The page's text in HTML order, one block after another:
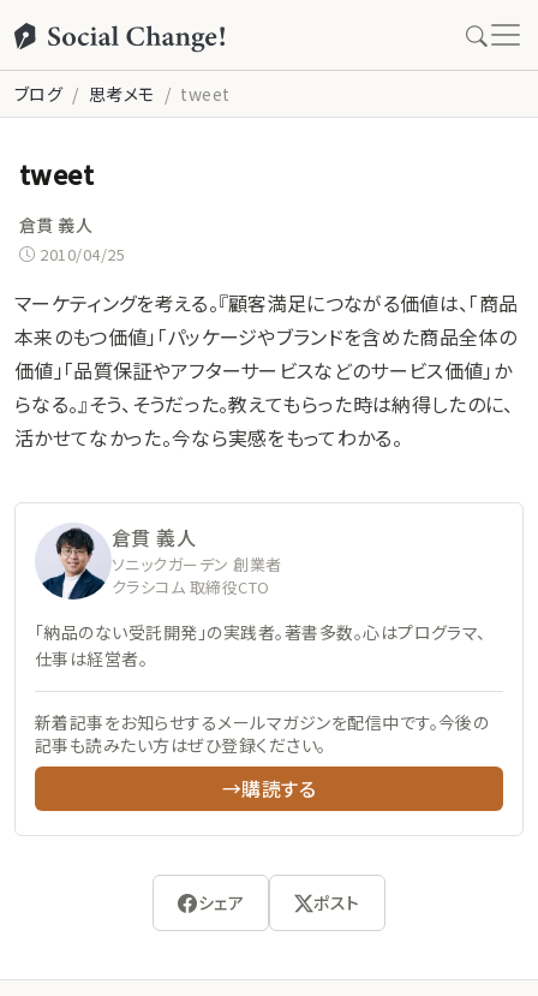
ブログ 思考メモ tweet
tweet
倉貫 義人
2010/04/25
マーケティングを考える。『顧客満足につながる価値は、「商品
本来のもつ価値」「パッケージやブランドを含めた商品全体の
価値」「品質保証やアフターサービスなどのサービス価値」か
らなる。』そう、そうだった。教えてもらった時は納得したのに、
活かせてなかった。今なら実感をもってわかる。
倉貫 義人
ソニックガーデン 創業者
クラシコム 取締役CTO
「納品のない受託開発」の実践者。著書多数。心はプログラマ、
仕事は経営者。
新着記事をお知らせするメールマガジンを配信中です。今後の
記事も読みたい方はぜひ登録ください。
→購読する
シェア ポスト